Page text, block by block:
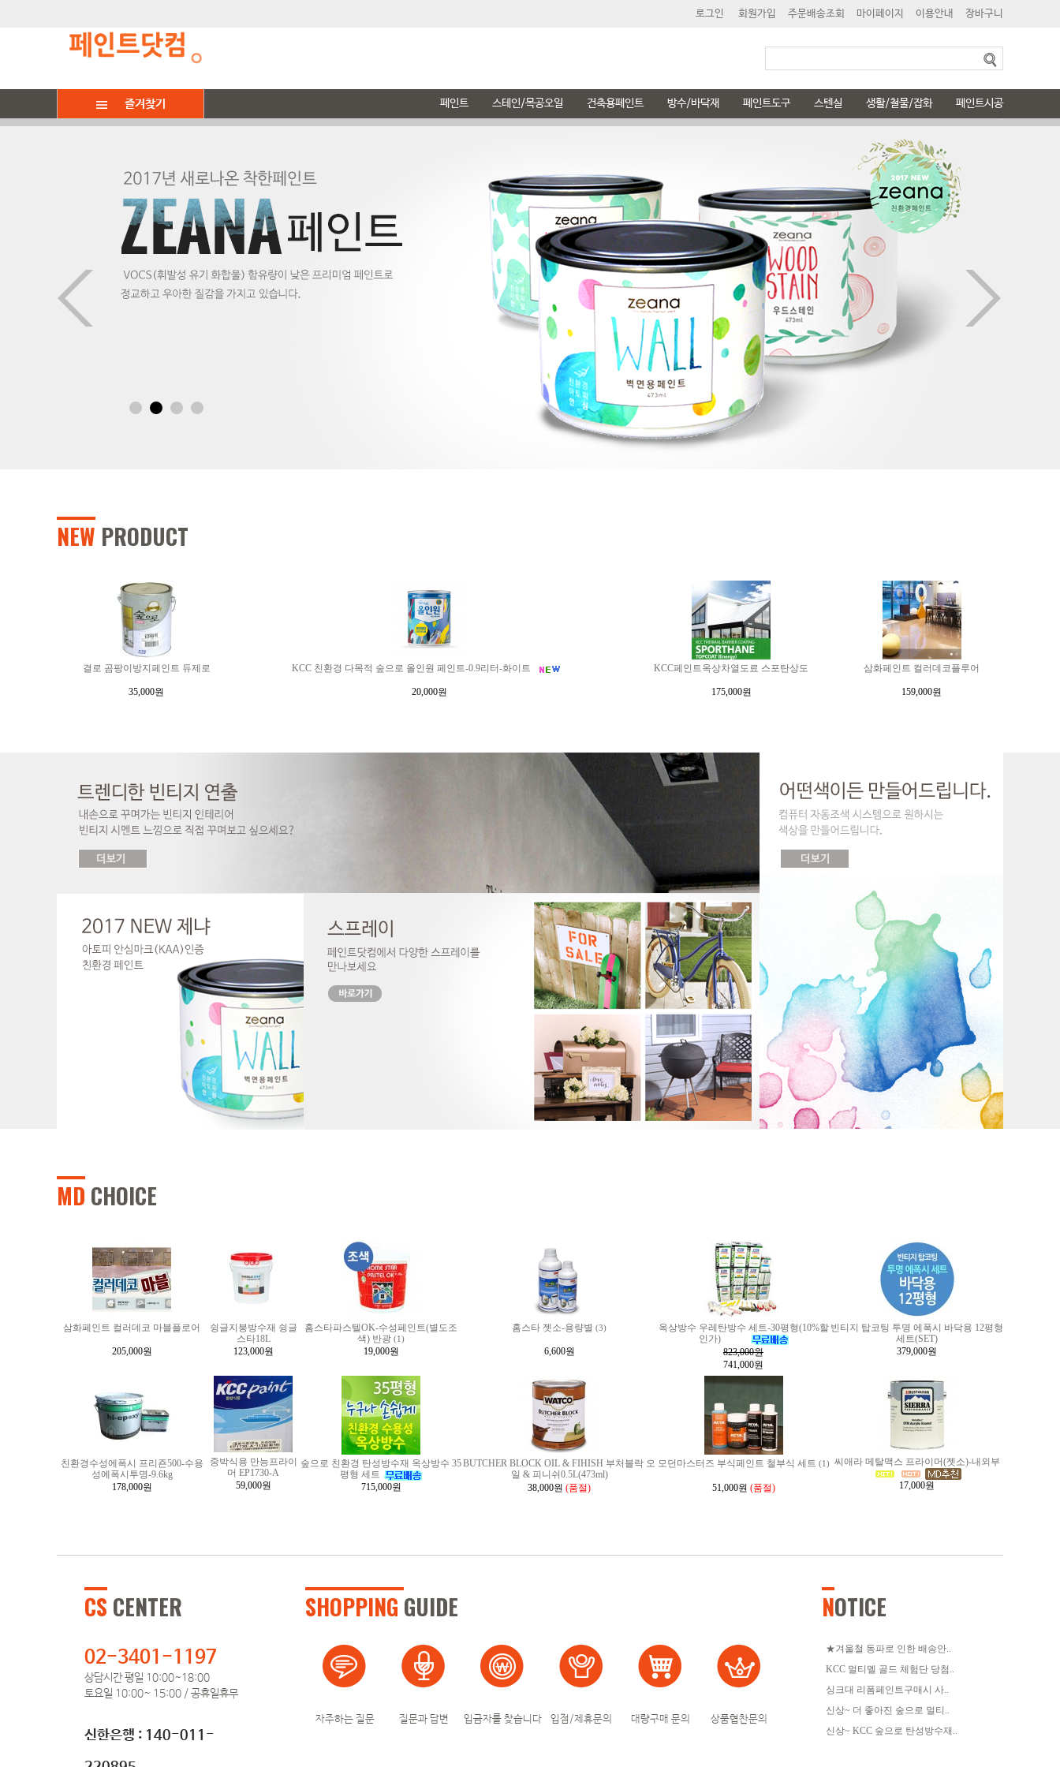
로그인 회원가입 주문배송조회 마이페이지 이용안내 장바구니
즐겨찾기 페인트
벽지 / 벽면
곰팡이 / 결로
칠판자석 / 욕실 / 타일
아트 : 부식,펄페인트
스프레이
프라이머(젯소)/리무버
코팅제 : 바니쉬 .왁스
조색제
스테인/목공오일
워시페인트
오일스테인
목공오일
스테인제거제
건축용페인트
유성
퍼티류: 핸디코트/텍스쳐
기능성/특수페인트
신나/페인트제거제
방수/바닥재
바닥재(주차장)에폭시
지하/방/벽 방수제
보강방수제/크랙보수제
평형별 세트
페인트도구
도구세트
브러쉬마스터(패드)
페인트색상표
스텐실
물감/도구류
생활/철물/잡화
가구다리
마루관련용품
손잡이
메꿈제/실리콘/정착제
간판/칠판/메뉴판
철물/잡화
페인트시공
아트페인트
벽화
건물 내.외부
옥상방수
에폭시 바닥(주차장)시공
빈티지 매장(쇼룸)
NEW PRODUCT
결로 곰팡이방지페인트 듀제로
35,000원
KCC 친환경 다목적 숲으로 올인원 페인트-0.9리터-화이트
20,000원
KCC페인트옥상차열도료 스포탄상도
175,000원
삼화페인트 컬러데코플루어
159,000원
MD CHOICE
삼화페인트 컬러데코 마블플로어
205,000원
슁글지붕방수재 슁글
스타18L
123,000원
홈스타파스텔OK-수성페인트(별도조
색) 반광 (1)
19,000원
홈스타 젯소-용량별 (3)
6,600원
옥상방수 우레탄방수 세트-30평형(10%할
인가)
823,000원
741,000원
빈티지 탑코팅 투명 에폭시 바닥용 12평형
세트(SET)
379,000원
친환경수성에폭시 프리죤500-수용
성에폭시투명-9.6kg
178,000원
중박식용 만능프라이
머 EP1730-A
59,000원
숲으로 친환경 탄성방수재 옥상방수 35
평형 세트
715,000원
BUTCHER BLOCK OIL & FIHISH 부처블락 오
일 & 피니쉬0.5L(473ml)
38,000원 (품절)
모던마스터즈 부식페인트 철부식 세트 (1)
51,000원 (품절)
씨애라 메탈맥스 프라이머(젯소)-내외부
17,000원
CS CENTER
02-3401-1197
상담시간 평일 10:00~18:00
토요일 10:00~ 15:00 / 공휴일휴무
신한은행 : 140-011-
SHOPPING GUIDE
자주하는 질문 질문과 답변 입금자를 찾습니다 입점/제휴문의 대량구매 문의 상품협찬문의
NOTICE
★겨울철 동파로 인한 배송안..
KCC 멀티멜 골드 체험단 당첨..
싱크대 리폼페인트구매시 사..
신상~ 더 좋아진 숲으로 멀티..
신상~ KCC 숲으로 탄성방수재..